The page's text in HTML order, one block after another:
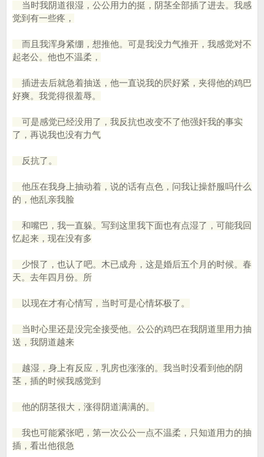
当时我阴道很湿，公公用力的挺，阴茎全部插了进去。我感
觉到有一些疼，
而且我浑身紧绷，想推他。可是我没力气推开，我感觉对不
起老公。他也不温柔，
插进去后就急着抽送，他一直说我的屄好紧，夹得他的鸡巴
好爽。我觉得很羞辱。
可是感觉已经没用了，我反抗也改变不了他强奸我的事实
了，再说我也没有力气
反抗了。
他压在我身上抽动着，说的话有点色，问我让操舒服吗什么
的，他乱亲我脸
和嘴巴，我一直躲。写到这里我下面也有点湿了，可能我回
忆起来，现在没有多
少恨了，也认了吧。木已成舟，这是婚后五个月的时候。春
天。去年四月份。所
以现在才有心情写，当时可是心情坏极了。
当时心里还是没完全接受他。公公的鸡巴在我阴道里用力抽
送，我阴道越来
越湿，身上有反应，乳房也涨涨的。我当时没看到他的阴
茎，插的时候我感觉到
他的阴茎很大，涨得阴道满满的。
我也可能紧张吧，第一次公公一点不温柔，只知道用力的抽
插，看出他很急